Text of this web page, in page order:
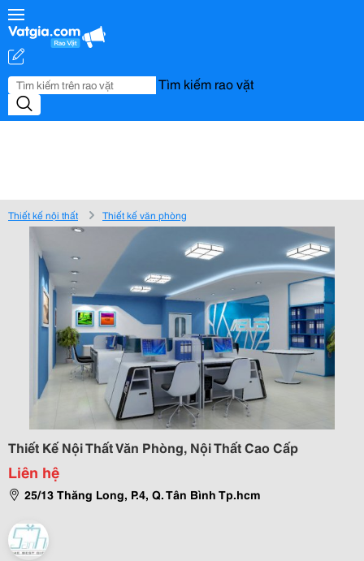
Tìm kiếm rao vặt
Thiết kế nội thất Thiết kế văn phòng
Thiết Kế Nội Thất Văn Phòng, Nội Thất Cao Cấp
Liên hệ
25/13 Thăng Long, P.4, Q. Tân Bình Tp.hcm